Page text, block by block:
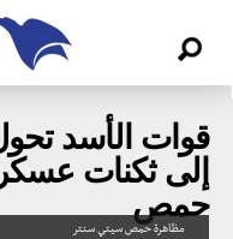
قوات الأسد
إلى ثكنات
حمص
مظاهرة حمص سيتي سنتر